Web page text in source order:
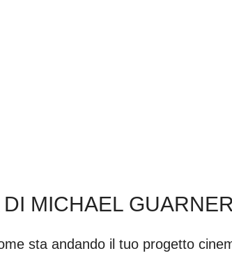
DI MICHAEL
sta andando il tuo progetto